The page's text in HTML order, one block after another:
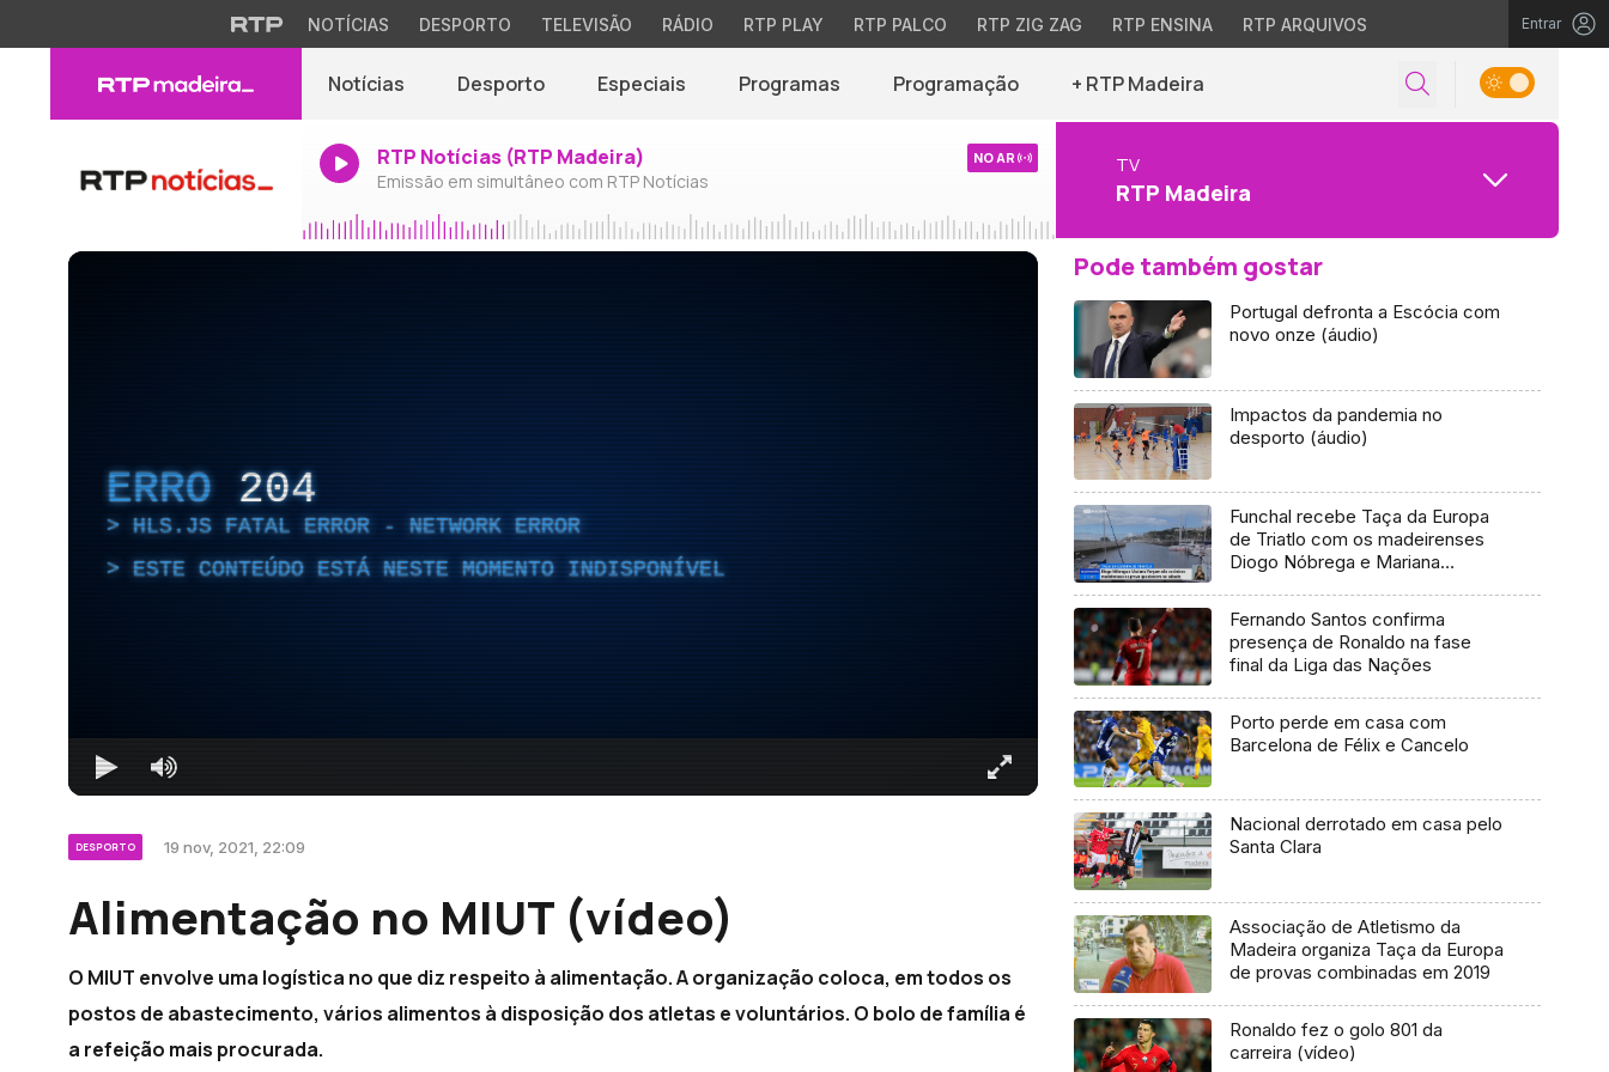
NOTÍCIAS DESPORTO TELEVISÃO RÁDIO RTP PLAY RTP PALCO RTP ZIG ZAG RTP ENSINA RTP ARQUIVOS Entrar
Notícias Desporto Especiais Programas Programação + RTP Madeira
RTP Notícias (RTP Madeira)
Emissão em simultâneo com RTP Notícias
NO AR TV
RTP Madeira
ERRO 204
HLS.JS FATAL ERROR - NETWORK ERROR
ESTE CONTEÚDO ESTÁ NESTE MOMENTO INDISPONÍVEL
DESPORTO 19 nov, 2021, 22:09
Alimentação no MIUT (vídeo)
O MIUT envolve uma logística no que diz respeito à alimentação. A organização coloca, em todos os
postos de abastecimento, vários alimentos à disposição dos atletas e voluntários. O bolo de família é
a refeição mais procurada.
Pode também gostar
Portugal defronta a Escócia com
novo onze (áudio)
Impactos da pandemia no
desporto (áudio)
Funchal recebe Taça da Europa
de Triatlo com os madeirenses
Diogo Nóbrega e Mariana
Fernando Santos confirma
presença de Ronaldo na fase
final da Liga das Nações
Porto perde em casa com
Barcelona de Félix e Cancelo
Nacional derrotado em casa pelo
Santa Clara
Associação de Atletismo da
Madeira organiza Taça da Europa
de provas combinadas em 2019
Ronaldo fez o golo 801 da
carreira (vídeo)